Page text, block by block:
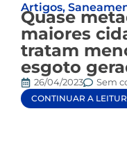
Artigos,
Quase
maiores
tratam
esgoto
26/04/2023 Sem
CONTINUAR A